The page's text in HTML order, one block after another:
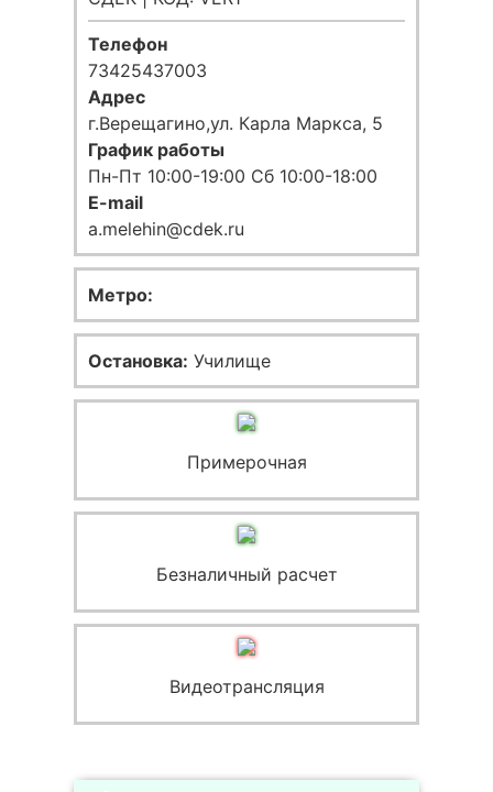
Телефон
73425437003
Адрес
г.Верещагино,ул. Карла Маркса, 5
График работы
Пн-Пт 10:00-19:00 Сб 10:00-18:00
E-mail
a.melehin@cdek.ru
Метро:
Остановка: Училище
Примерочная
Безналичный расчет
Видеотрансляция